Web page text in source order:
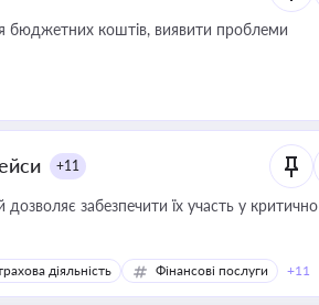
бюджетних коштів, виявити проблеми
+11
забезпечити їх участь у критично
діяльність Фінансові послуги +11